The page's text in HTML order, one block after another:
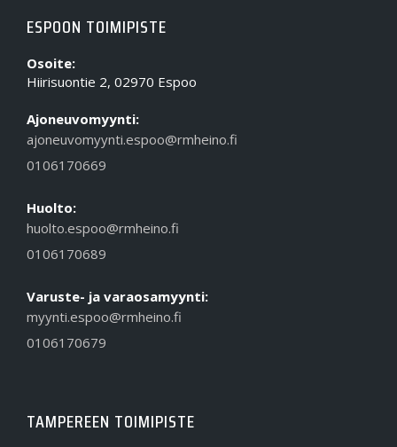
ESPOON TOIMIPISTE
Osoite:
Hiirisuontie 2, 02970 Espoo
Ajoneuvomyynti:
ajoneuvomyynti.espoo@rmheino.fi
0106170669
Huolto:
huolto.espoo@rmheino.fi
0106170689
Varuste- ja varaosamyynti:
myynti.espoo@rmheino.fi
0106170679
TAMPEREEN TOIMIPISTE